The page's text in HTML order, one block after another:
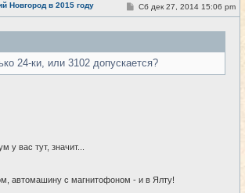
Новгород в 2015 году #26
С
о
е
н
Сб дек 27, 2014 15:06 pm
24-ки, или 3102 допускается?
у вас тут, значит...
автомашину с магнитофоном - и в Ялту!